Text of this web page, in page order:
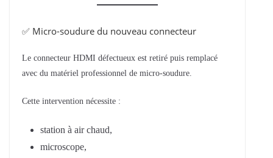
✅ Micro-soudure du nouveau connecteur
Le connecteur HDMI défectueux est retiré puis remplacé
avec du matériel professionnel de micro-soudure.
Cette intervention nécessite :
station à air chaud,
microscope,